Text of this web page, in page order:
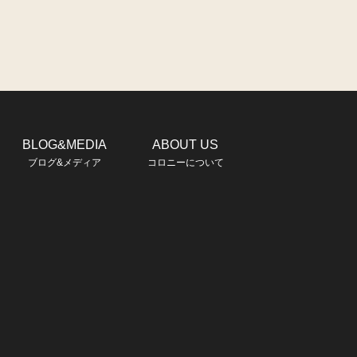
BLOG&MEDIA
ブログ&メディア
ABOUT US
コロニーについて